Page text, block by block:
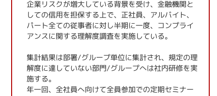
企業リスクが増大している背景を受け、金融機関と
しての信用を担保する上で、正社員、アルバイト、
パート全ての従事者に対し半期に一度、コンプライ
アンスに関する理解度調査を実施している。
集計結果は部署/グループ単位に集計され、規定の理
解度に達していない部門/グループへは社内研修を実
施する。
年一回、全社員へ向けて全員参加での定期セミナー